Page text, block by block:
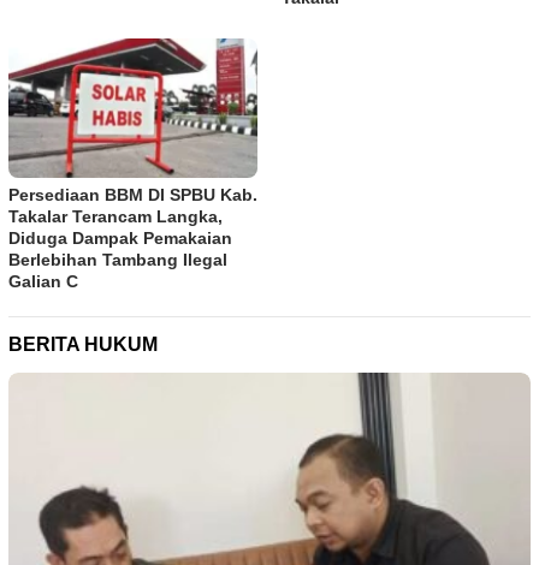
Persediaan BBM DI SPBU Kab.
Takalar Terancam Langka,
Diduga Dampak Pemakaian
Berlebihan Tambang Ilegal
Galian C
BERITA HUKUM